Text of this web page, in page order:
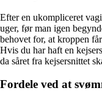
Efter en ukompliceret
uger, før man igen
behovet for, at kroppen
Hvis du har haft en
da såret fra kejsersnittet
Fordele ved at